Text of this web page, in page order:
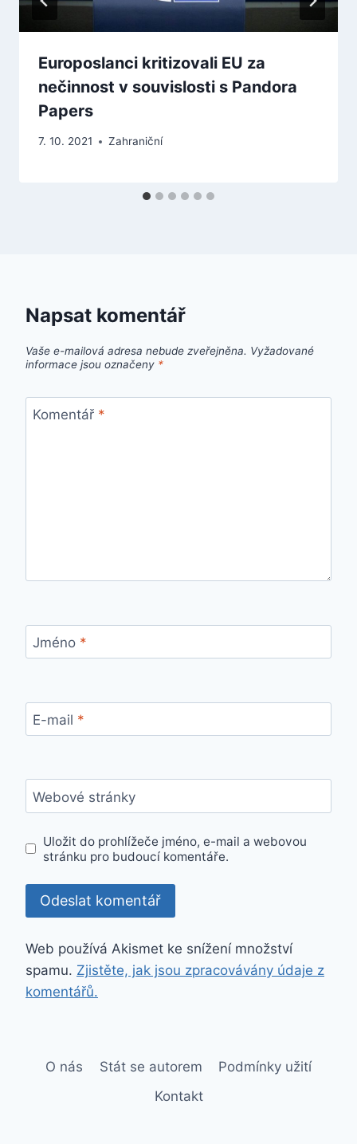
Europoslanci kritizovali EU za
nečinnost v souvislosti s Pandora
Papers
7. 10. 2021 Zahraniční
Napsat komentář
Vaše e-mailová adresa nebude zveřejněna. Vyžadované
informace jsou označeny *
Komentář *
Jméno *
E-mail *
Webové stránky
Uložit do prohlížeče jméno, e-mail a webovou
stránku pro budoucí komentáře.
Web používá Akismet ke snížení množství
spamu. Zjistěte, jak jsou zpracovávány údaje z
komentářů.
O nás Stát se autorem
Podmínky užití
Kontakt